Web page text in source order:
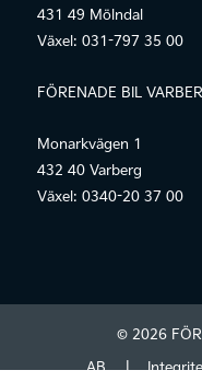
431 49 Mölndal
Växel: 031-797 35 00
FÖRENADE BIL
Monarkvägen 1
432 40 Varberg
Växel: 0340-20 37 00
© 2026
AB.
|